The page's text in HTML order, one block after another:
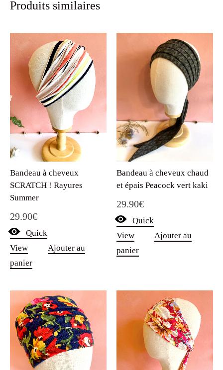
Produits similaires
Bandeau à cheveux
SCRATCH ! Rayures
Summer
29.90€
Quick
View
Ajouter au
panier
Bandeau à cheveux chaud
et épais Peacock vert kaki
29.90€
Quick
View
Ajouter au
panier